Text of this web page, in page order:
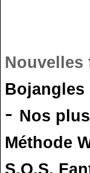
Nouvelles
Bojangles
- Nos
Méthode
S.O.S.